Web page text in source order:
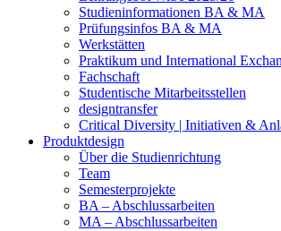
Studieninformationen ­BA & MA
Prüfungsinfos BA & MA
Werkstätten
Praktikum und International
Fachschaft
Studentische Mitarbeitsstellen
designtransfer
Critical Diversity | Initiativen &
Produktdesign
Über die Studienrichtung
Team
Semesterprojekte
BA – Abschlussarbeiten
MA – Abschlussarbeiten